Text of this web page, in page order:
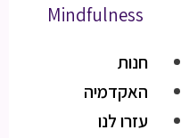
Mindfulness
חנות
האקדמיה
עזרו לנו